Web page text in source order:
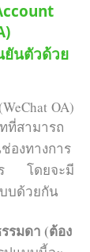
นตัวด้วย
OA)
ที่สามารถ
องทางการ
ร โดยจะมี
บด้วยกัน
รมดา (ต้อง